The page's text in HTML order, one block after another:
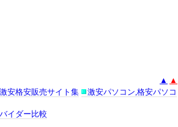
▲ ▲
激安格安販売サイト集
激安パソコン,格安パソコ
イダー比較